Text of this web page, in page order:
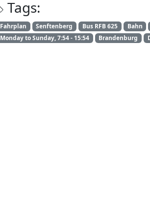
Tags:
Fahrplan Senftenberg Bus RFB 625 Bahn
Monday to Sunday, 7:54 - 15:54
Brandenburg